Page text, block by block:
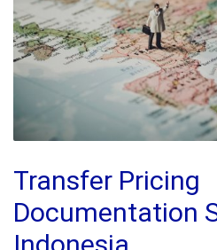
Transfer Pricing
Documentation